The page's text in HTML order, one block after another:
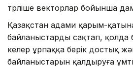
түрліше векторлар бойынша
Қазақстан адами қарым-
байланыстарды сақтап, қолда
келер ұрпаққа берік достық
байланыстарын қалдыруға